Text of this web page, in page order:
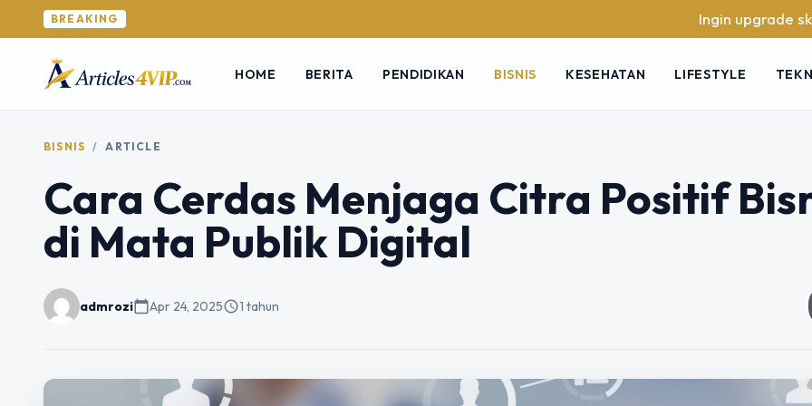
BREAKING Ingin upgrade skill tanpa
HOME BERITA PENDIDIKAN BISNIS KESEHATAN LIFESTYLE
BISNIS / ARTICLE
Cara Cerdas Menjaga Citra Positif
di Mata Publik Digital
admrozicalendar_todayApr 24, 2025schedule1 tahun